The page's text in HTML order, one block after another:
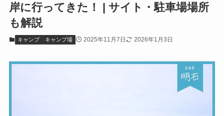
岸に行ってきた！ | サイト・駐車場場所
も解説
キャンプ キャンプ場 2025年11月7日 2026年1月3日